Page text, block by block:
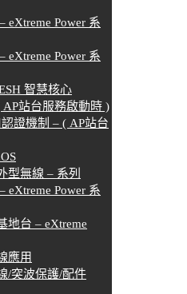
eXtreme Power 系
eXtreme Power 系
智慧核心
站台服務啟動時 )
證機制 – ( AP站台
型無線 – 系列
eXtreme Power 系
地台 – eXtreme
應用
/突波保護/配件